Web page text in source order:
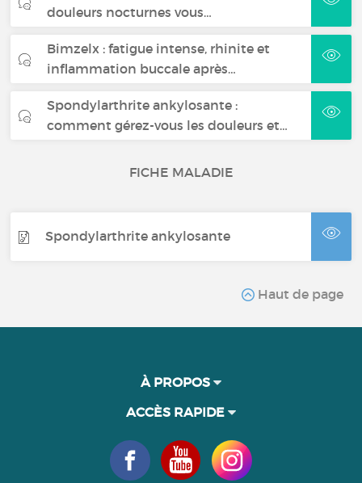
douleurs nocturnes vous…
Bimzelx : fatigue intense, rhinite et
inflammation buccale après…
Spondylarthrite ankylosante :
comment gérez-vous les douleurs et…
FICHE MALADIE
Spondylarthrite ankylosante
Haut de page
À PROPOS
ACCÈS RAPIDE